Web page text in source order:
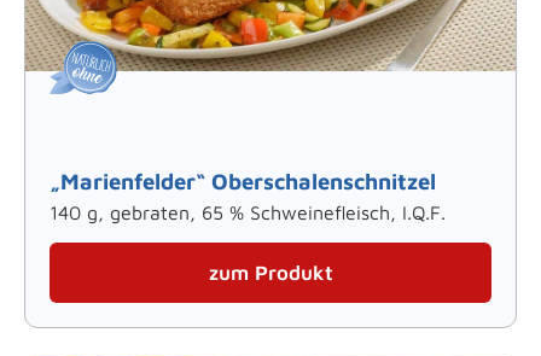
„Marienfelder“ Oberschalenschnitzel
140 g, gebraten, 65 % Schweinefleisch, I.Q.F.
zum Produkt